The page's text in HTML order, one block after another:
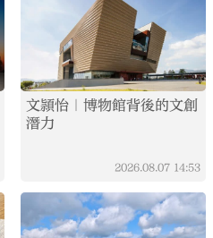
文頴怡｜博物館背後的文創
潛力
2026.08.07 14:53